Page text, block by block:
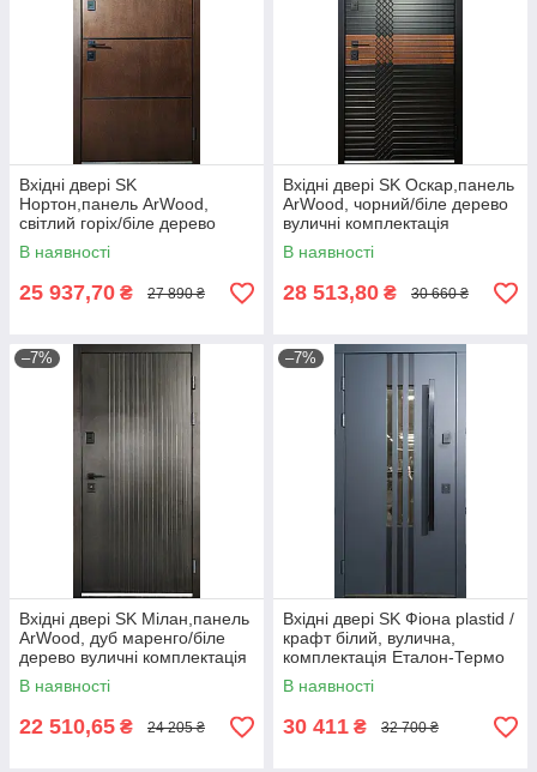
Вхідні двері SK
Нортон,панель ArWood,
світлий горіх/біле дерево
вуличні комплектація
Елегант+Терморозрив
В наявності
25 937,70 ₴ 27 890 ₴
Вхідні двері SK Оскар,панель
ArWood, чорний/біле дерево
вуличні комплектація
Елегант+Терморозрив
В наявності
28 513,80 ₴ 30 660 ₴
–7%
Вхідні двері SK Мілан,панель
ArWood, дуб маренго/біле
дерево вуличні комплектація
Еталон+Терморозрив
В наявності
22 510,65 ₴ 24 205 ₴
–7%
Вхідні двері SK Фіона plastid /
крафт білий, вулична,
комплектація Еталон-Термо
В наявності
30 411 ₴ 32 700 ₴